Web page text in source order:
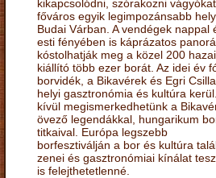
kikapcsolódni, szórakozni
főváros egyik legimpozánsabb
Budai Várban. A vendégek nappal
esti fényében is káprázatos
kóstolhatják meg a közel 200
kiállító több ezer borát. Az idei év
borvidék, a Bikavérek és Egri
helyi gasztronómia és kultúra
kívül megismerkedhetünk a
övező legendákkal, hungarikum
titkaival. Európa legszebb
borfesztiválján a bor és kultúra
zenei és gasztronómiai kínálat
is felejthetetlenné.